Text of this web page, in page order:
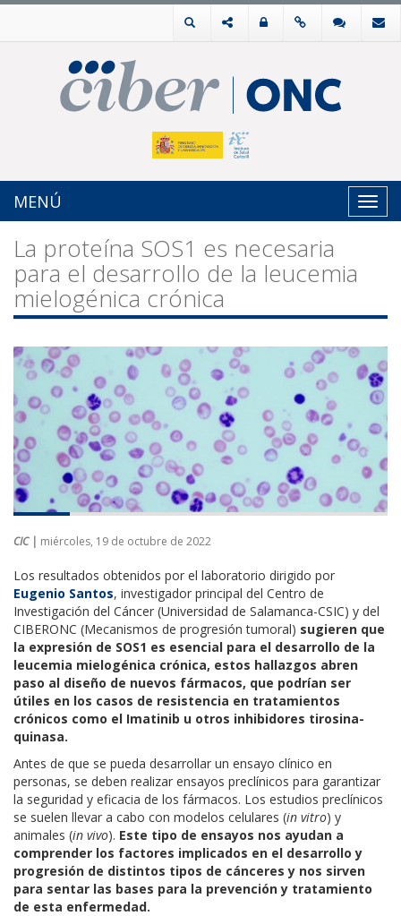
MENÚ
La proteína SOS1 es necesaria
para el desarrollo de la leucemia
mielogénica crónica
CIC | miércoles, 19 de octubre de 2022
Los resultados obtenidos por el laboratorio dirigido por
Eugenio Santos, investigador principal del Centro de
Investigación del Cáncer (Universidad de Salamanca-CSIC) y del
CIBERONC (Mecanismos de progresión tumoral) sugieren que
la expresión de SOS1 es esencial para el desarrollo de la
leucemia mielogénica crónica, estos hallazgos abren
paso al diseño de nuevos fármacos, que podrían ser
útiles en los casos de resistencia en tratamientos
crónicos como el Imatinib u otros inhibidores tirosina-
quinasa.
Antes de que se pueda desarrollar un ensayo clínico en
personas, se deben realizar ensayos preclínicos para garantizar
la seguridad y eficacia de los fármacos. Los estudios preclínicos
se suelen llevar a cabo con modelos celulares (in vitro) y
animales (in vivo). Este tipo de ensayos nos ayudan a
comprender los factores implicados en el desarrollo y
progresión de distintos tipos de cánceres y nos sirven
para sentar las bases para la prevención y tratamiento
de esta enfermedad.